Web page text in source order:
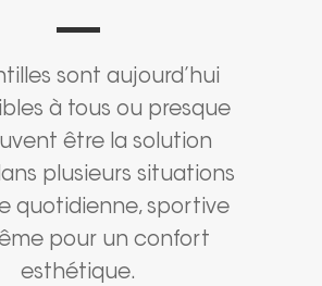
sont aujourd’hui
à tous ou presque
être la solution
plusieurs situations
quotidienne, sportive
pour un confort
esthétique.